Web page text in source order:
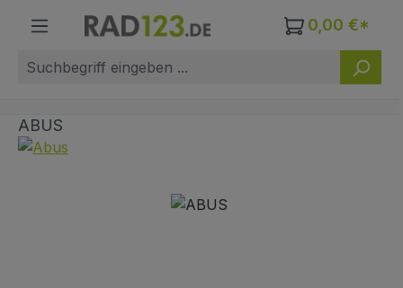
Zum Hauptinhalt springen 0,00 €*
ABUS
Bildergalerie überspringen